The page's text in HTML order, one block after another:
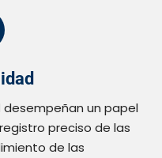
desempeñan un papel
preciso de las
de las